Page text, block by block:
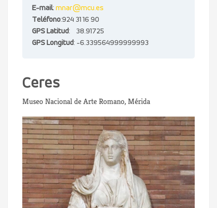
E-mail: mnar@mcu.es
Teléfono:924 31 16 90
GPS Latitud: 38.91725
GPS Longitud: -6.339564999999993
Ceres
Museo Nacional de Arte Romano, Mérida